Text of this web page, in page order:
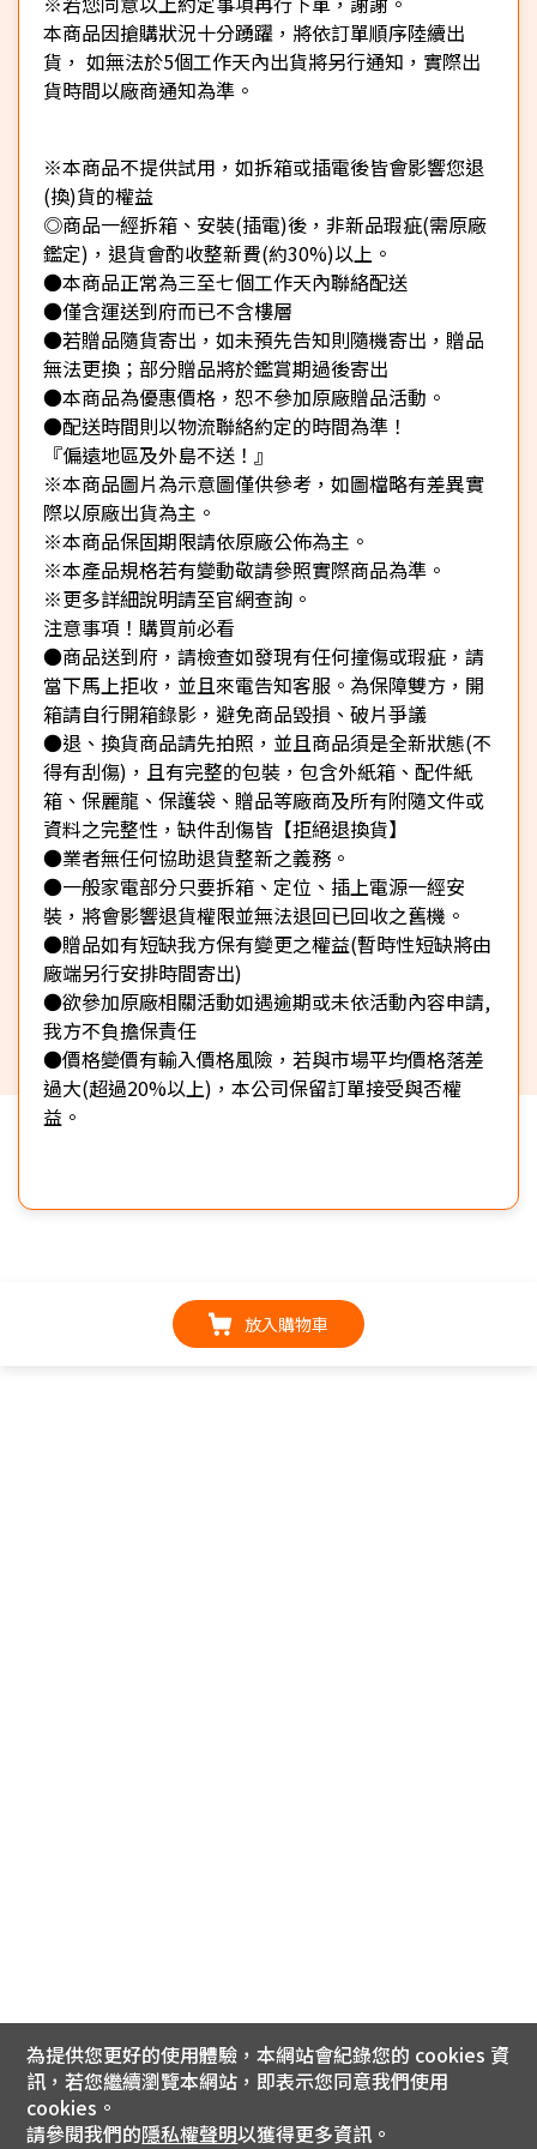
本商品因搶購狀況十分踴躍，將依訂單順序陸續出
貨， 如無法於5個工作天內出貨將另行通知，實際出
貨時間以廠商通知為準。
※本商品不提供試用，如拆箱或插電後皆會影響您退
(換)貨的權益
◎商品一經拆箱、安裝(插電)後，非新品瑕疵(需原廠
鑑定)，退貨會酌收整新費(約30%)以上。
●本商品正常為三至七個工作天內聯絡配送
●僅含運送到府而已不含樓層
●若贈品隨貨寄出，如未預先告知則隨機寄出，贈品
無法更換；部分贈品將於鑑賞期過後寄出
●本商品為優惠價格，恕不參加原廠贈品活動。
●配送時間則以物流聯絡約定的時間為準！
『偏遠地區及外島不送！』
※本商品圖片為示意圖僅供參考，如圖檔略有差異實
際以原廠出貨為主。
※本商品保固期限請依原廠公佈為主。
※本產品規格若有變動敬請參照實際商品為準。
※更多詳細說明請至官網查詢。
注意事項！購買前必看
●商品送到府，請檢查如發現有任何撞傷或瑕疵，請
當下馬上拒收，並且來電告知客服。為保障雙方，開
箱請自行開箱錄影，避免商品毀損、破片爭議
●退、換貨商品請先拍照，並且商品須是全新狀態(不
得有刮傷)，且有完整的包裝，包含外紙箱、配件紙
箱、保麗龍、保護袋、贈品等廠商及所有附隨文件或
資料之完整性，缺件刮傷皆【拒絕退換貨】
●業者無任何協助退貨整新之義務。
●一般家電部分只要拆箱、定位、插上電源一經安
裝，將會影響退貨權限並無法退回已回收之舊機。
●贈品如有短缺我方保有變更之權益(暫時性短缺將由
廠端另行安排時間寄出)
●欲參加原廠相關活動如遇逾期或未依活動內容申請,
我方不負擔保責任
●價格變價有輸入價格風險，若與市場平均價格落差
過大(超過20%以上)，本公司保留訂單接受與否權
益。
放入購物車
為提供您更好的使用體驗，本網站會紀錄您的 cookies 資
訊，若您繼續瀏覽本網站，即表示您同意我們使用
cookies。
請參閱我們的隱私權聲明以獲得更多資訊。